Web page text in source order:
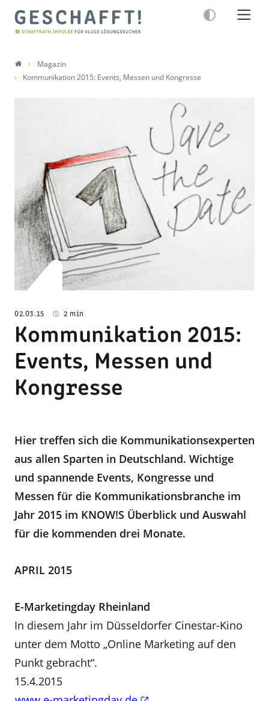
Magazin
Kommunikation 2015: Events, Messen und Kongresse
02.03.15 2 min
Kommunikation 2015:
Events, Messen und
Kongresse
Hier treffen sich die Kommunikationsexperten
aus allen Sparten in Deutschland. Wichtige
und spannende Events, Kongresse und
Messen für die Kommunikationsbranche im
Jahr 2015 im KNOW!S Überblick und Auswahl
für die kommenden drei Monate.
APRIL 2015
E-Marketingday Rheinland
In diesem Jahr im Düsseldorfer Cinestar-Kino
unter dem Motto „Online Marketing auf den
Punkt gebracht“.
15.4.2015